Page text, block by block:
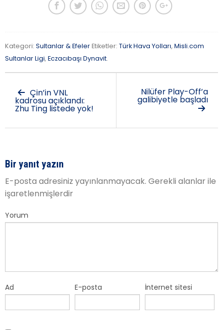
Kategori: Sultanlar & EfelerEtiketler: Türk Hava Yolları, Misli.com
Sultanlar Ligi, Eczacıbaşı Dynavit.
Çin’in VNL
kadrosu açıklandı:
Zhu Ting listede yok!
Nilüfer Play-Off’a
galibiyetle başladı
Bir yanıt yazın
E-posta adresiniz yayınlanmayacak. Gerekli alanlar ile
işaretlenmişlerdir
Yorum
Ad E-posta İnternet sitesi